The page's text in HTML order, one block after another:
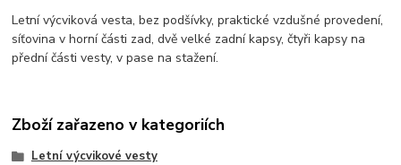
Letní výcviková vesta, bez podšívky, praktické vzdušné provedení,
síťovina v horní části zad, dvě velké zadní kapsy, čtyři kapsy na
přední části vesty, v pase na stažení.
Zboží zařazeno v kategoriích
Letní výcvikové vesty